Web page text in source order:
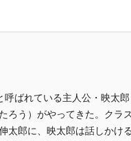
ばれている主人公・映太
ろう）がやってきた。クラ
太郎に、映太郎は話しかけ